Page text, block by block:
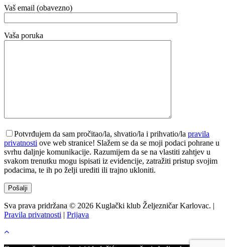
Vaš email (obavezno)
Vaša poruka
Potvrđujem da sam pročitao/la, shvatio/la i prihvatio/la pravila
privatnosti ove web stranice! Slažem se da se moji podaci pohrane u
svrhu daljnje komunikacije. Razumijem da se na vlastiti zahtjev u
svakom trenutku mogu ispisati iz evidencije, zatražiti pristup svojim
podacima, te ih po želji urediti ili trajno ukloniti.
Sva prava pridržana © 2026 Kuglački klub Željezničar Karlovac. |
Pravila privatnosti | Prijava